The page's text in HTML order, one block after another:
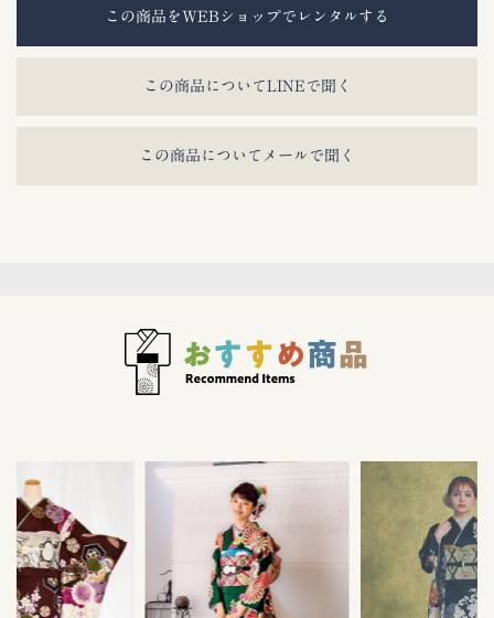
この商品をWEBショップでレンタルする
この商品についてLINEで聞く
この商品についてメールで聞く